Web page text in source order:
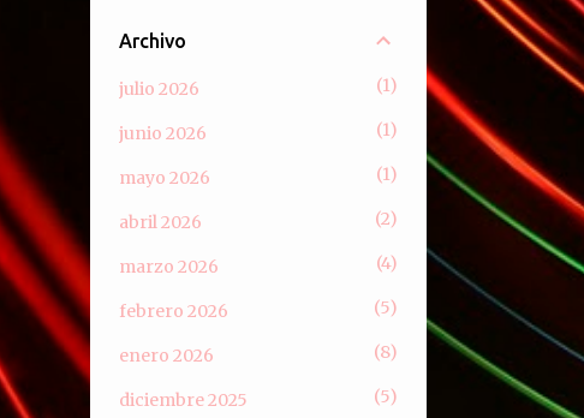
Archivo
julio 2026 1
junio 2026 1
mayo 2026 1
abril 2026 2
marzo 2026 4
febrero 2026 5
enero 2026 8
diciembre 2025 5